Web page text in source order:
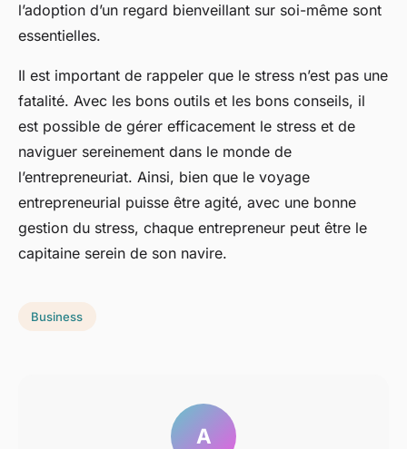
l’adoption d’un regard bienveillant sur soi-même sont
essentielles.
Il est important de rappeler que le stress n’est pas une
fatalité. Avec les bons outils et les bons conseils, il
est possible de gérer efficacement le stress et de
naviguer sereinement dans le monde de
l’entrepreneuriat. Ainsi, bien que le voyage
entrepreneurial puisse être agité, avec une bonne
gestion du stress, chaque entrepreneur peut être le
capitaine serein de son navire.
Business
A